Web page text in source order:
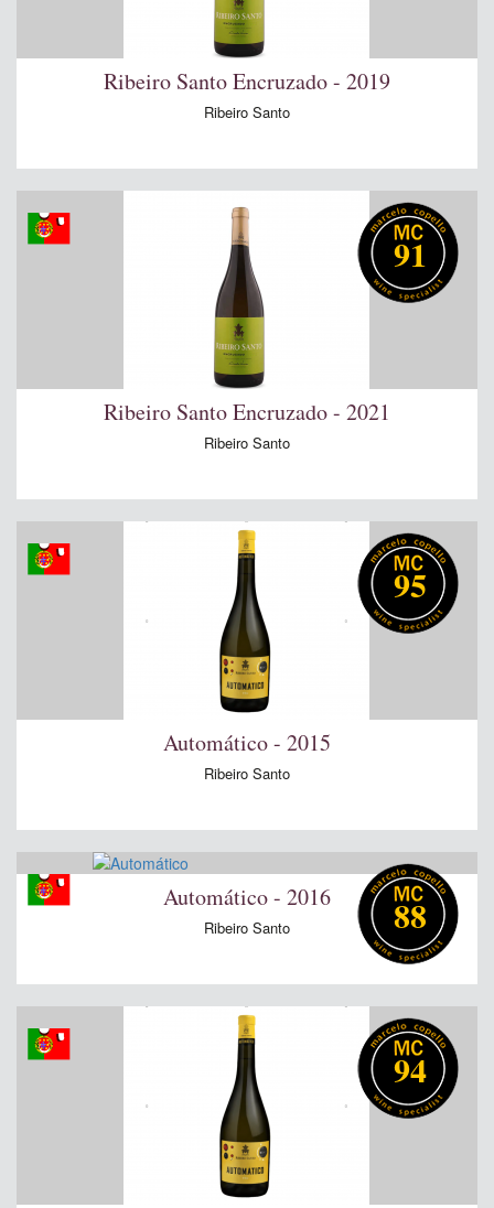
Ribeiro Santo Encruzado - 2019
Ribeiro Santo
91
Ribeiro Santo Encruzado - 2021
Ribeiro Santo
95
Automático - 2015
Ribeiro Santo
88
Automático - 2016
Ribeiro Santo
94